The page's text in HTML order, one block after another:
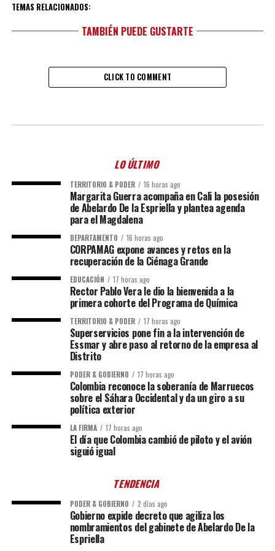
TEMAS RELACIONADOS:
TAMBIÉN PUEDE GUSTARTE
CLICK TO COMMENT
LO ÚLTIMO
TERRITORIO & PODER 16 horas ago
Margarita Guerra acompaña en Cali la posesión
de Abelardo De la Espriella y plantea agenda
para el Magdalena
DEPARTAMENTO 16 horas ago
CORPAMAG expone avances y retos en la
recuperación de la Ciénaga Grande
EDUCACIÓN 17 horas ago
Rector Pablo Vera le dio la bienvenida a la
primera cohorte del Programa de Química
TERRITORIO & PODER 17 horas ago
Superservicios pone fin a la intervención de
Essmar y abre paso al retorno de la empresa al
Distrito
PODER & GOBIERNO 17 horas ago
Colombia reconoce la soberanía de Marruecos
sobre el Sáhara Occidental y da un giro a su
política exterior
LA FIRMA 17 horas ago
El día que Colombia cambió de piloto y el avión
siguió igual
TENDENCIA
PODER & GOBIERNO 2 días ago
Gobierno expide decreto que agiliza los
nombramientos del gabinete de Abelardo De la
Espriella